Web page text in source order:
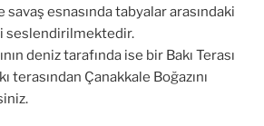
savaş esnasında tabyalar arasındaki
seslendirilmektedir.
deniz tarafında ise bir Bakı Terası
terasından Çanakkale Boğazını